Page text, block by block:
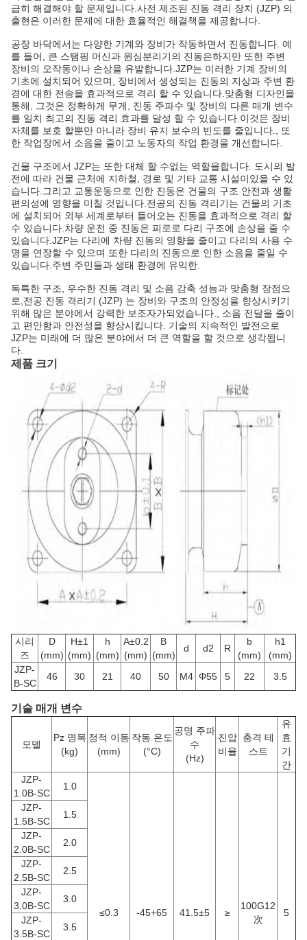
급히 해결해야 할 문제입니다.사전 제조된 진동 격리 장치 (JZP) 의
출현은 이러한 문제에 대한 효율적인 해결책을 제공합니다.
공장 바닥에서는 다양한 기계와 장비가 작동하면서 진동합니다. 예
를 들어, 큰 스탬핑 머신과 원심분리기의 진동은하지만 또한 주변
장비의 오작동이나 손상을 유발합니다.JZP는 이러한 기계 장비의
기초에 설치되어 있으며, 장비에서 생성되는 진동의 지상과 주변 환
경에 대한 전송을 효과적으로 격리 할 수 있습니다.맞춤형 디자인을
통해, 그것은 정확하게 무게, 진동 주파수 및 장비의 다른 매개 변수
를 일치 최고의 진동 격리 효과를 달성 할 수 있습니다.이것은 장비
자체를 보호 할뿐만 아니라 장비 유지 보수의 빈도를 줄입니다., 또
한 작업장에서 소음을 줄이고 노동자의 작업 환경을 개선합니다.
건물 구조에서 JZP는 또한 대체 할 수없는 역할을합니다. 도시의 발
전에 따라 건물 근처에 지하철, 경로 및 기타 교통 시설이있을 수 있
습니다.그리고 교통운동으로 인한 진동은 건물의 구조 안전과 생활
편의성에 영향을 미칠 것입니다.전공의 진동 격리기는 건물의 기초
에 설치되어 외부 세계로부터 들어오는 진동을 효과적으로 격리 할
수 있습니다.차량 운전 중 진동은 피로로 다리 구조에 손상을 줄 수
있습니다.JZP는 다리에 차량 진동의 영향을 줄이고 다리의 사용 수
명을 연장할 수 있으며 또한 다리의 진동으로 인한 소음을 줄일 수
있습니다.주변 주민들과 생태 환경에 유익한.
독특한 구조, 우수한 진동 격리 및 소음 감축 성능과 맞춤형 장점으
로,전공 진동 격리기 (JZP) 는 장비와 구조의 안정성을 향상시키기
위해 많은 분야에서 강력한 보조자가되었습니다., 소음 전달을 줄이
고 편안함과 안전성을 향상시킵니다. 기술의 지속적인 발전으로
JZP는 미래에 더 많은 분야에서 더 큰 역할을 할 것으로 생각됩니
다.
제품 크기
시리
즈
D
(mm)
H±1
(mm)
h
(mm)
A±0.2
(mm)
B
(mm)
d d2 R
b
(mm)
h1
(mm)
JZP-
B-SC
46 30 21 40 50 M4 Φ55 5 22 3.5
기술 매개 변수
모델
Pz 명목
(kg)
정적 이동
(mm)
작동 온도
(°C)
공명 주파
수
(Hz)
진압
비율
충격 테
스트
유
효
기
간
JZP-
1.0B-SC
1.0
≤0.3 -45+65 41.5±5 ≥
100G12
次
5
JZP-
1.5B-SC
1.5
JZP-
2.0B-SC
2.0
JZP-
2.5B-SC
2.5
JZP-
3.0B-SC
3.0
JZP-
3.5B-SC
3.5